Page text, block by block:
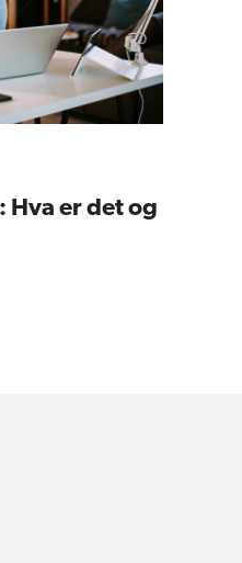
Hva er det og